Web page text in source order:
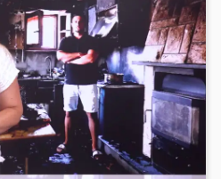
videa...